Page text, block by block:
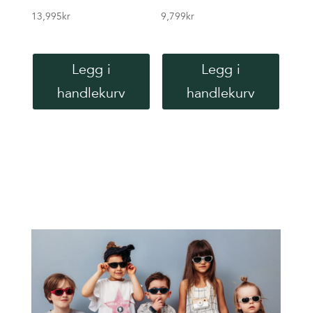
13,995kr
Legg i
handlekurv
9,799kr
Legg i
handlekurv